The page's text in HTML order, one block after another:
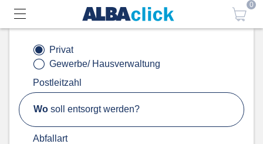
0
Privat
Gewerbe/ Hausverwaltung
Postleitzahl
Wo soll entsorgt werden?
Abfallart